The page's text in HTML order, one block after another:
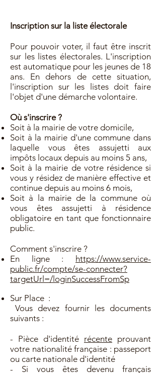
Inscription sur la liste électorale
Pour pouvoir voter, il faut être inscrit
sur les listes électorales. L'inscription
est automatique pour les jeunes de 18
ans. En dehors de cette situation,
l'inscription sur les listes doit faire
l'objet d'une démarche volontaire.
Où s'inscrire ?
Soit à la mairie de votre domicile,
Soit à la mairie d'une commune dans
laquelle vous êtes assujetti aux
impôts locaux depuis au moins 5 ans,
Soit à la mairie de votre résidence si
vous y résidez de manière effective et
continue depuis au moins 6 mois,
Soit à la mairie de la commune où
vous êtes assujetti à résidence
obligatoire en tant que fonctionnaire
public.
Comment s'inscrire ?
En ligne: https://www.service-
public.fr/compte/se-connecter?
targetUrl=/loginSuccessFromSp
Sur Place :
Vous devez fournir les documents
suivants :
- Pièce d'identité récente prouvant
votre nationalité française : passeport
ou carte nationale d'identité
- Si vous êtes devenu français